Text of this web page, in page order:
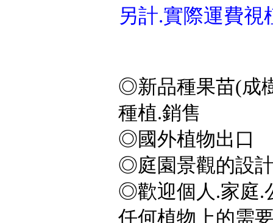
另計.實際運費
◎新品種果苗(成
種植.銷售
◎國外植物出口
◎庭園景觀的設
◎歡迎個人.家庭.
任何植物上的需